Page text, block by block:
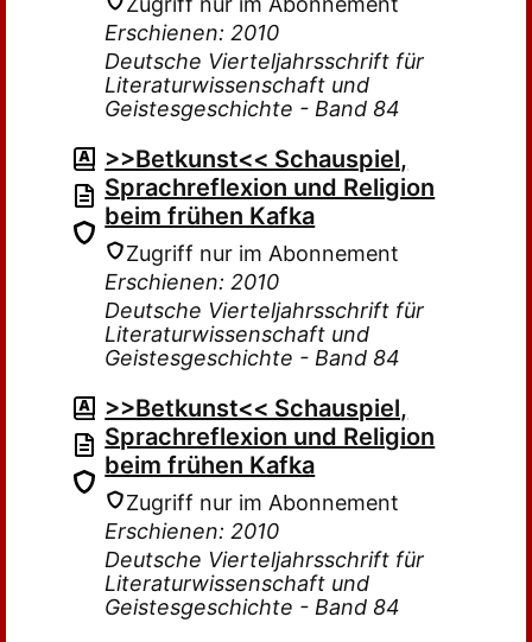
Erschienen: 2010
Deutsche Vierteljahrsschrift für
Literaturwissenschaft und
Geistesgeschichte - Band 84
>>Betkunst<< Schauspiel,
Sprachreflexion und Religion
beim frühen Kafka
Zugriff nur im Abonnement
Erschienen: 2010
Deutsche Vierteljahrsschrift für
Literaturwissenschaft und
Geistesgeschichte - Band 84
>>Betkunst<< Schauspiel,
Sprachreflexion und Religion
beim frühen Kafka
Zugriff nur im Abonnement
Erschienen: 2010
Deutsche Vierteljahrsschrift für
Literaturwissenschaft und
Geistesgeschichte - Band 84